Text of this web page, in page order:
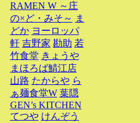
RAMEN W ～庄
の×ど・みそ～ ま
どか ヨーロッパ
軒 吉野家 勘助 若
竹食堂 きょうや
まほろば鯖江店
山路 たからや ら
ぁ麺食堂W 葉隠
GEN’s KITCHEN
てつや けんぞう